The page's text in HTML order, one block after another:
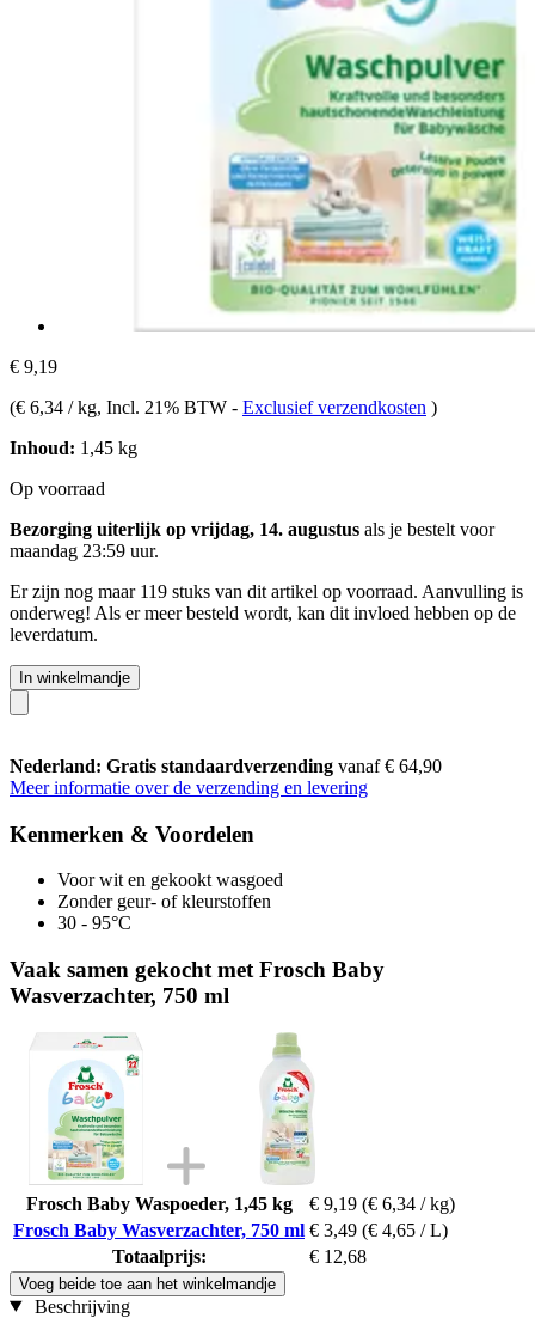
€ 9,19
(€ 6,34 / kg, Incl. 21% BTW - Exclusief verzendkosten )
Inhoud: 1,45 kg
Op voorraad
Bezorging uiterlijk op vrijdag, 14. augustus als je bestelt voor
maandag 23:59 uur.
Er zijn nog maar 119 stuks van dit artikel op voorraad. Aanvulling is
onderweg! Als er meer besteld wordt, kan dit invloed hebben op de
leverdatum.
In winkelmandje
Nederland: Gratis standaardverzending vanaf € 64,90
Meer informatie over de verzending en levering
Kenmerken & Voordelen
Voor wit en gekookt wasgoed
Zonder geur- of kleurstoffen
30 - 95°C
Vaak samen gekocht met Frosch Baby
Wasverzachter, 750 ml
Frosch Baby Waspoeder, 1,45 kg € 9,19 (€ 6,34 / kg)
Frosch Baby Wasverzachter, 750 ml € 3,49 (€ 4,65 / L)
Totaalprijs:
€ 12,68
Voeg beide toe aan het winkelmandje
Beschrijving